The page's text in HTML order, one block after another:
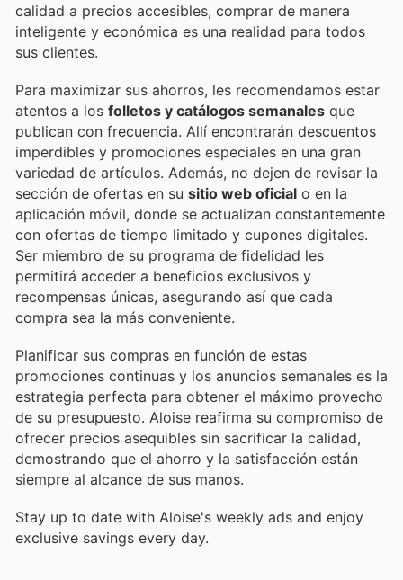
calidad a precios accesibles, comprar de manera
inteligente y económica es una realidad para todos
sus clientes.
Para maximizar sus ahorros, les recomendamos estar
atentos a los folletos y catálogos semanales que
publican con frecuencia. Allí encontrarán descuentos
imperdibles y promociones especiales en una gran
variedad de artículos. Además, no dejen de revisar la
sección de ofertas en su sitio web oficial o en la
aplicación móvil, donde se actualizan constantemente
con ofertas de tiempo limitado y cupones digitales.
Ser miembro de su programa de fidelidad les
permitirá acceder a beneficios exclusivos y
recompensas únicas, asegurando así que cada
compra sea la más conveniente.
Planificar sus compras en función de estas
promociones continuas y los anuncios semanales es la
estrategia perfecta para obtener el máximo provecho
de su presupuesto. Aloise reafirma su compromiso de
ofrecer precios asequibles sin sacrificar la calidad,
demostrando que el ahorro y la satisfacción están
siempre al alcance de sus manos.
Stay up to date with Aloise's weekly ads and enjoy
exclusive savings every day.